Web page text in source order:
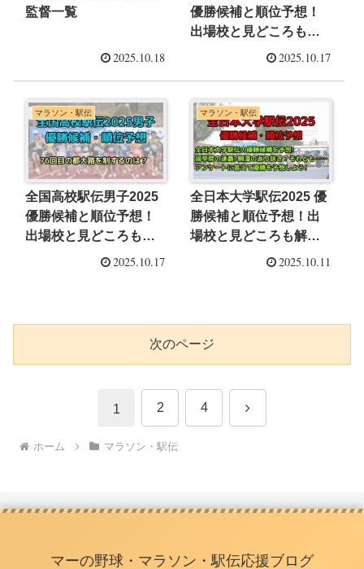
監督一覧
2025.10.18
優勝候補と順位予想！
出場校と見どころも解
2025.10.17
マラソン・駅伝
全国高校駅伝男子2025
優勝候補と順位予想！
出場校と見どころも解
2025.10.17
マラソン・駅伝
全日本大学駅伝2025 優
勝候補と順位予想！出
場校と見どころも解
2025.10.11
次のページ
1 2 4 次
ホーム マラソン・駅伝
マーの野球・マラソン・駅伝応援ブログ